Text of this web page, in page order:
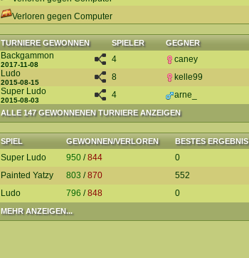
Verloren gegen Computer
TURNIERE GEWONNEN SPIELER GEGNER
ALLE 147 GEWONNENEN TURNIERE ANZEIGEN
Backgammon
2017-11-08
4
caney
Ludo
2015-08-15
8
kelle99
Super Ludo
2015-08-03
4 arne_
SPIEL GEWONNEN/VERLOREN BESTES ERGEBNIS
MEHR ANZEIGEN...
Super Ludo 950 /844
0
Painted Yatzy
803 /870
552
Ludo
796 /848 0